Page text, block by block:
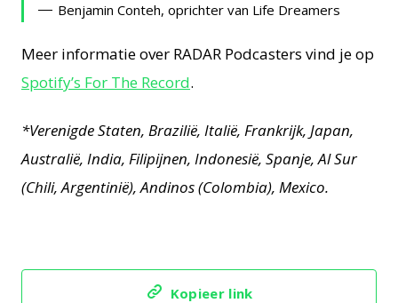
Benjamin Conteh, oprichter van Life Dreamers
Meer informatie over RADAR Podcasters vind je op
Spotify’s For The Record.
*Verenigde Staten, Brazilië, Italië, Frankrijk, Japan,
Australië, India, Filipijnen, Indonesië, Spanje, Al Sur
(Chili, Argentinië), Andinos (Colombia), Mexico.
Kopieer link